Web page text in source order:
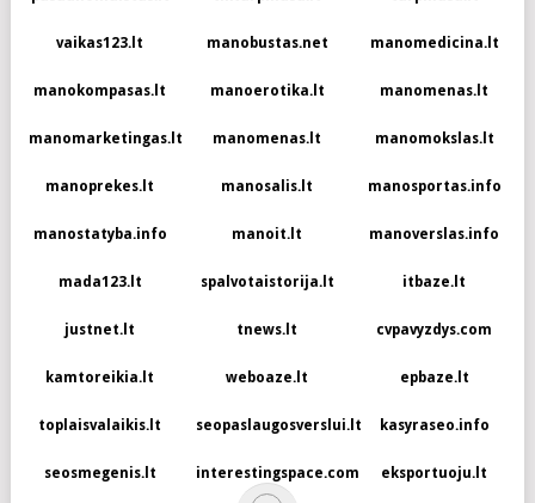
vaikas123.lt manobustas.net manomedicina.lt
manokompasas.lt manoerotika.lt manomenas.lt
manomarketingas.lt manomenas.lt manomokslas.lt
manoprekes.lt manosalis.lt manosportas.info
manostatyba.info manoit.lt manoverslas.info
mada123.lt spalvotaistorija.lt itbaze.lt
justnet.lt tnews.lt cvpavyzdys.com
kamtoreikia.lt weboaze.lt epbaze.lt
toplaisvalaikis.lt seopaslaugosverslui.lt kasyraseo.info
seosmegenis.lt interestingspace.com eksportuoju.lt